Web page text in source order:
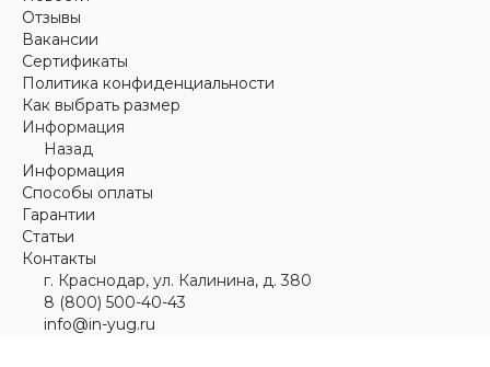
Отзывы
Вакансии
Сертификаты
Политика конфиденциальности
Как выбрать размер
Информация
Назад
Информация
Способы оплаты
Гарантии
Статьи
Контакты
г. Краснодар, ул. Калинина, д. 380
8 (800) 500-40-43
info@in-yug.ru